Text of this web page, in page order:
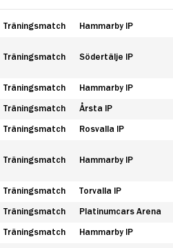
Träningsmatch Hammarby IP
Träningsmatch Södertälje IP
Träningsmatch Hammarby IP
Träningsmatch Årsta IP
Träningsmatch Rosvalla IP
Träningsmatch Hammarby IP
Träningsmatch Torvalla IP
Träningsmatch Platinumcars Arena
Träningsmatch Hammarby IP